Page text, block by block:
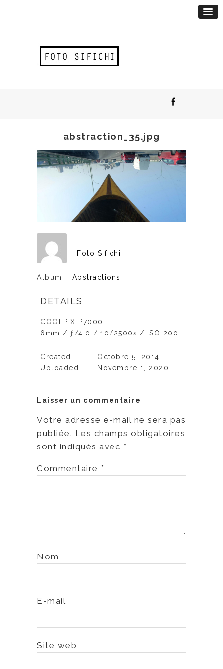
abstraction_35.jpg
Foto Sifichi
Album: Abstractions
DETAILS
COOLPIX P7000
6mm / ƒ/4.0 / 10/2500s / ISO 200
Created
Octobre 5, 2014
Uploaded
Novembre 1, 2020
Laisser un commentaire
Votre adresse e-mail ne sera pas
publiée. Les champs obligatoires
sont indiqués avec *
Commentaire *
Nom
E-mail
Site web